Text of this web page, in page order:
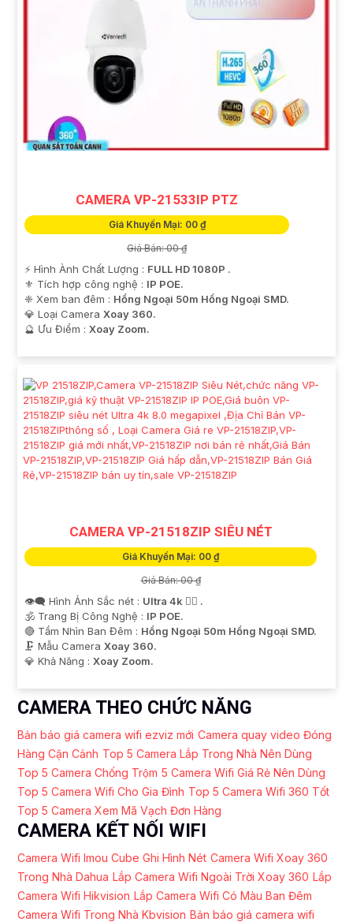
CAMERA VP-21533IP PTZ
Giá Khuyến Mại: 00 ₫
Giá Bán: 00 ₫
️⚡ Hình Ành Chất Lượng : FULL HD 1080P .
⚜️ Tích hợp công nghệ : IP POE.
❈ Xem ban đêm : Hồng Ngoại 50m Hồng Ngoại SMD.
💎 Loại Camera Xoay 360.
️🔮 Ưu Điểm : Xoay Zoom.
CAMERA VP-21518ZIP SIÊU NÉT
Giá Khuyến Mại: 00 ₫
Giá Bán: 00 ₫
👁️‍🗨 Hình Ảnh Sắc nét : Ultra 4k 👍🏾 .
🕉️ Trang Bị Công Nghệ : IP POE.
🔴 Tầm Nhìn Ban Đêm : Hồng Ngoại 50m Hồng Ngoại SMD.
🗜️ Mẫu Camera Xoay 360.
️💎 Khả Năng : Xoay Zoom.
CAMERA THEO CHỨC NĂNG
Bản báo giá camera wifi ezviz mới Camera quay video Đóng
Hàng Cận Cảnh Top 5 Camera Lắp Trong Nhà Nên Dùng
Top 5 Camera Chống Trộm 5 Camera Wifi Giá Rẻ Nên Dùng
Top 5 Camera Wifi Cho Gia Đình Top 5 Camera Wifi 360 Tốt
Top 5 Camera Xem Mã Vạch Đơn Hàng
CAMERA KẾT NỐI WIFI
Camera Wifi Imou Cube Ghi Hình Nét Camera Wifi Xoay 360
Trong Nhà Dahua Lắp Camera Wifi Ngoài Trời Xoay 360 Lắp
Camera Wifi Hikvision Lắp Camera Wifi Có Màu Ban Đêm
Camera Wifi Trong Nhà Kbvision Bản báo giá camera wifi